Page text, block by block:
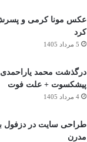
عکس مونا کرمی و
کرد
5 مرداد 1405
درگذشت محمد یاراحمدی
پیشکسوت + علت فوت
4 مرداد 1405
طراحی سایت در دزفول
مدرن